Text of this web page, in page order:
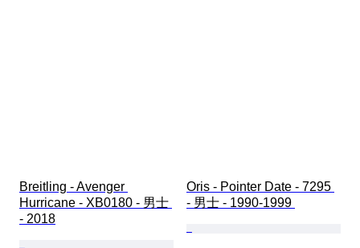
Breitling - Avenger
Hurricane - XB0180 - 男士
- 2018
Oris - Pointer Date - 7295
- 男士 - 1990-1999